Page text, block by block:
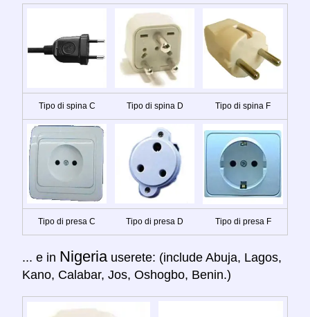
Tipo di spina C Tipo di spina D Tipo di spina F
Tipo di presa C Tipo di presa D Tipo di presa F
... e in Nigeria userete: (include Abuja, Lagos,
Kano, Calabar, Jos, Oshogbo, Benin.)